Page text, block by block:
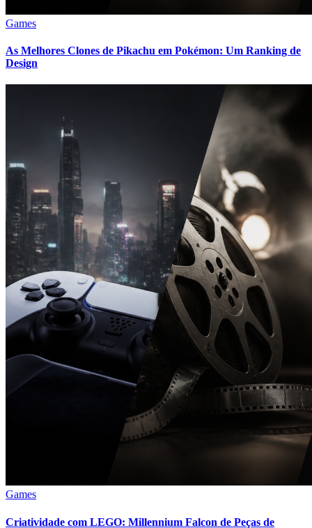
Games
As Melhores Clones de Pikachu em Pokémon: Um Ranking de
Design
Games
Criatividade com LEGO: Millennium Falcon de Peças de